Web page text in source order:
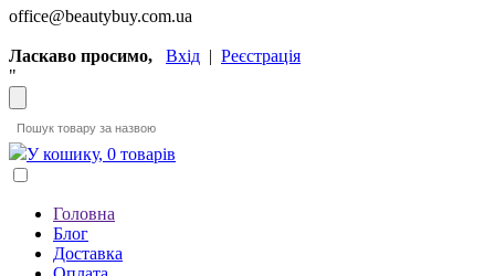
office@beautybuy.com.ua
Ласкаво просимо, Вхід | Реєстрація
"
У кошику, 0 товарів
Головна
Блог
Доставка